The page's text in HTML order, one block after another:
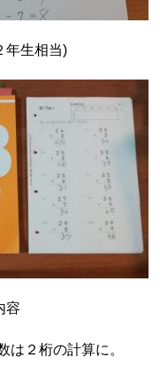
年生相当)
容
は２桁の計算に。